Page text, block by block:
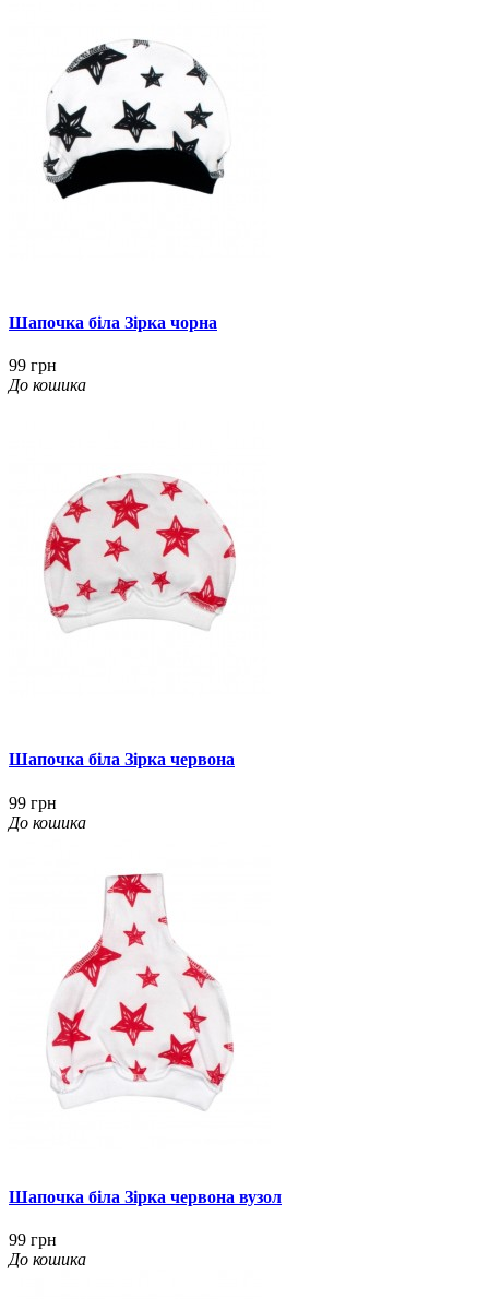
Шапочка біла Зірка чорна
99 грн
До кошика
Шапочка біла Зірка червона
99 грн
До кошика
Шапочка біла Зірка червона вузол
99 грн
До кошика